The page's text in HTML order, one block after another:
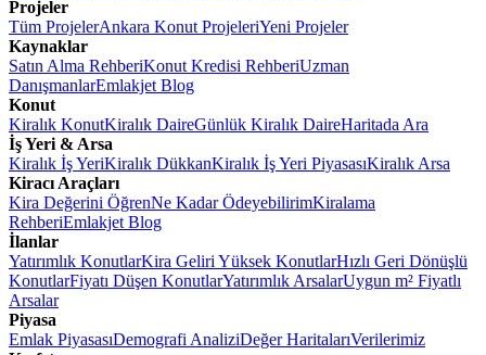
Projeler
Tüm ProjelerAnkara Konut ProjeleriYeni Projeler
Kaynaklar
Satın Alma RehberiKonut Kredisi RehberiUzman
DanışmanlarEmlakjet Blog
Konut
Kiralık KonutKiralık DaireGünlük Kiralık DaireHaritada Ara
İş Yeri & Arsa
Kiralık İş YeriKiralık DükkanKiralık İş Yeri PiyasasıKiralık Arsa
Kiracı Araçları
Kira Değerini ÖğrenNe Kadar ÖdeyebilirimKiralama
RehberiEmlakjet Blog
İlanlar
Yatırımlık KonutlarKira Geliri Yüksek KonutlarHızlı Geri Dönüşlü
KonutlarFiyatı Düşen KonutlarYatırımlık ArsalarUygun m² Fiyatlı
Arsalar
Piyasa
Emlak PiyasasıDemografi AnaliziDeğer HaritalarıVerilerimiz